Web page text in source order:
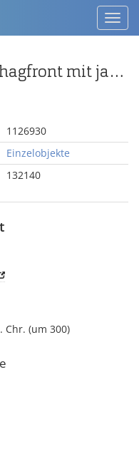
Fragment einer Sarkophagfront mit jagenden Eroten
1126930
Einzelobjekte
132140
Chr. (um 300)